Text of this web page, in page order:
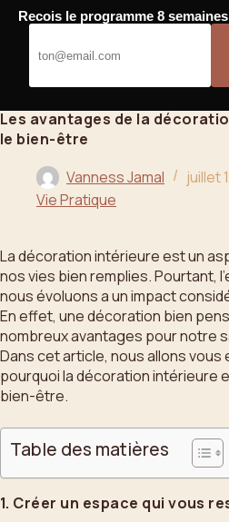
Passer
contenu
Bahoo
Les avantages de la
le bien-être
Vanness Jamal
juillet
Vie Pratique
La décoration intérieure est un
nos vies bien remplies. Pourtant,
nous évoluons a un impact
En effet, une décoration bien
nombreux avantages pour notre
Dans cet article, nous allons vous
pourquoi la décoration intérieure
bien-être.
Table des matières
1. Créer un espace qui vous
Recois le programme 8